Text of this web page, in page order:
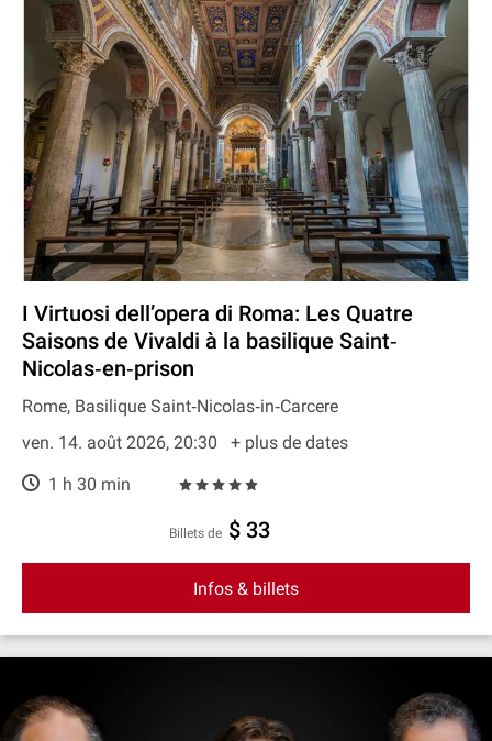
I Virtuosi dell’opera di Roma: Les Quatre
Saisons de Vivaldi à la basilique Saint‐
Nicolas‐en‐prison
Rome, Basilique Saint‐Nicolas‐in‐Carcere
ven. 14. août 2026, 20:30
+ plus de dates
1 h 30 min
Billets de $ 33
Infos & billets